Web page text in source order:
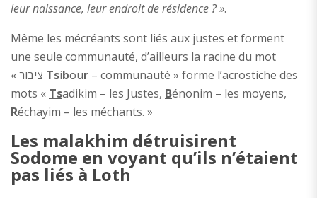
leur naissance, leur endroit de résidence ? ».
Même les mécréants sont liés aux justes et forment
une seule communauté, d’ailleurs la racine du mot
Tsibour – communauté » forme l’acrostiche des
mots « Tsadikim – les Justes, Bénonim – les moyens,
Réchayim – les méchants. »
Les malakhim détruisirent
Sodome en voyant qu’ils n’étaient
pas liés à Loth